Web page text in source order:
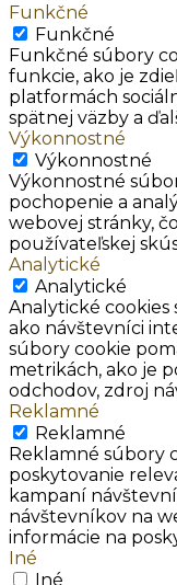
Funkčné
Funkčné
Funkčné súbory
funkcie, ako je
platformách
spätnej väzby a
Výkonnostné
Výkonnostné
Výkonnostné
pochopenie a
webovej stránky,
používateľskej
Analytické
Analytické
Analytické
ako návštevníci
súbory cookie
metrikách, ako je
odchodov, zdroj
Reklamné
Reklamné
Reklamné súbory
poskytovanie
kampaní
návštevníkov na
informácie na
Iné
Iné